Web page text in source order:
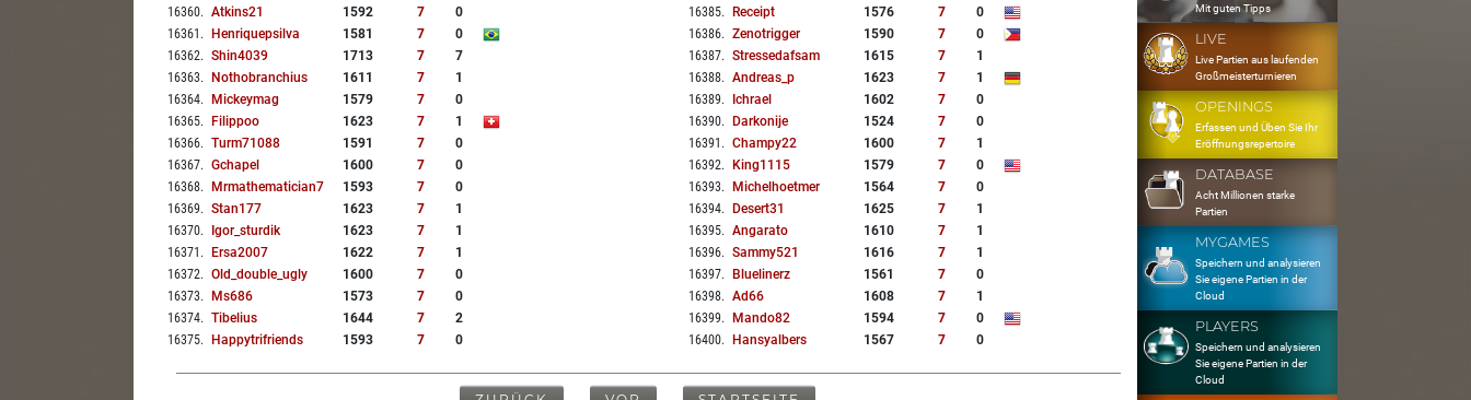
16360. Atkins21 1592 7
0
16361 . Henriquepsilva 1581 7
0
16362. Shin4039 1713 7
7
16363. Nothobranchius 1611 7
1
16364. Mickeymag 1579 7
0
16365. Filippoo 1623 7
1
16366. Turm71088 1591 7
0
16367. Gchapel 1600 7
0
16368. Mrmathematician7 1593 7
0
16369. Stan177 1623 7
1
16370. Igor_sturdik 1623 7
1
16371 . Ersa2007 1622 7
1
16372. Old_double_ugly 1600 7
0
16373. Ms686 1573 7
0
16374. Tibelius 1644 7
2
16375. Happytrifriends 1593 7 0
16385. Receipt 1576 7
0
16386. Zenotrigger 1590 7
0
16387. Stressedafsam 1615 7
1
16388. Andreas_p 1623 7
1
16389. Ichrael 1602 7
0
16390. Darkonije 1524 7
0
16391 . Champy22 1600 7
1
16392. King1115 1579 7
0
16393. Michelhoetmer 1564 7
0
16394. Desert31 1625 7
1
16395. Angarato 1610 7
1
16396. Sammy521 1616 7
1
16397. Bluelinerz 1561 7
0
16398. Ad66 1608 7
1
16399. Mando82 1594 7
0
16400. Hansyalbers 1567 7 0
Mit guten Tipps
LIVE
Live Partien aus laufenden
Großmeisterturnieren
OPENINGS
Erfassen und Üben Sie Ihr
Eröffnungsrepertoire
DATABASE
Acht Millionen starke
Partien
MYGAMES
Speichern und analysieren
Sie eigene Partien in der
Cloud
PLAYERS
Speichern und analysieren
Sie eigene Partien in der
Cloud